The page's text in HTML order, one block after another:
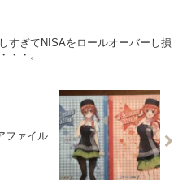
すぎてNISAをロールオーバーし損
・・。
ファイル